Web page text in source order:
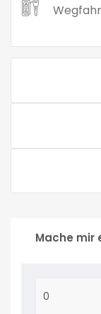
Mache mir